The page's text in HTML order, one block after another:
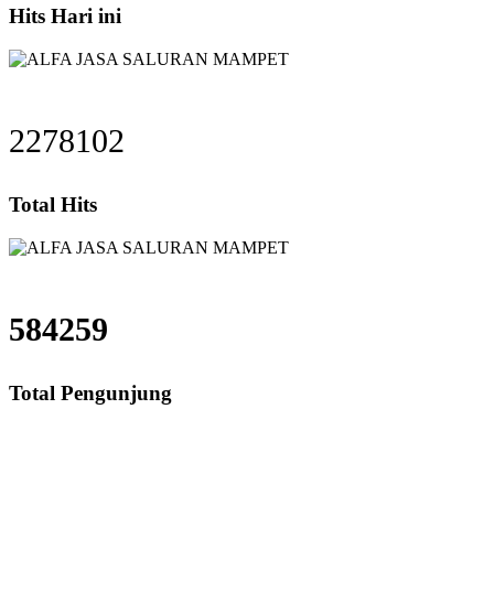
Hits Hari ini
2278102
Total Hits
584259
Total Pengunjung